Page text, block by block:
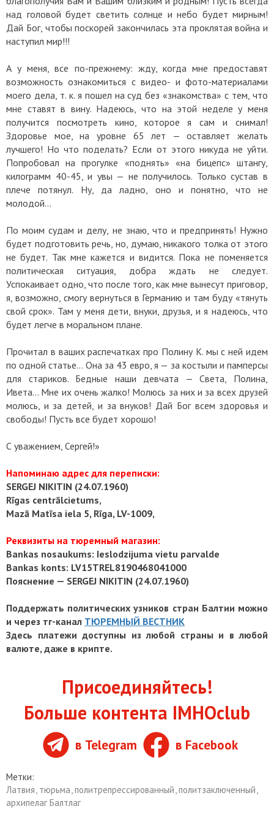
над головой будет светить солнце и небо будет мирным!
Дай Бог, чтобы поскорей закончилась эта проклятая война и
наступил мир!!!
А у меня, все по-прежнему: жду, когда мне предоставят
возможность ознакомиться с видео- и фото-материалами
моего дела, т. к. я пошел на суд без «знакомства» с тем, что
мне ставят в вину. Надеюсь, что на этой неделе у меня
получится посмотреть кино, которое я сам и снимал!
Здоровье мое, на уровне 65 лет — оставляет желать
лучшего! Но что поделать? Если от этого никуда не уйти.
Попробовал на прогулке «поднять» «на бицепс» штангу,
килограмм 40-45, и увы — не получилось. Только сустав в
плече потянул. Ну, да ладно, оно и понятно, что не
молодой…
По моим судам и делу, не знаю, что и предпринять! Нужно
будет подготовить речь, но, думаю, никакого толка от этого
не будет. Так мне кажется и видится. Пока не поменяется
политическая ситуация, добра ждать не следует.
Успокаивает одно, что после того, как мне вынесут приговор,
я, возможно, смогу вернуться в Германию и там буду «тянуть
свой срок». Там у меня дети, внуки, друзья, и я надеюсь, что
будет легче в моральном плане.
Прочитал в ваших распечатках про Полину К. мы с ней идем
по одной статье… Она за 43 евро, я — за костыли и памперсы
для стариков. Бедные наши девчата — Света, Полина,
Ивета… Мне их очень жалко! Молюсь за них и за всех друзей
молюсь, и за детей, и за внуков! Дай Бог всем здоровья и
свободы! Пусть все будет хорошо!
С уважением, Сергей!»
Напоминаю адрес для переписки:
SERGEJ NIKITIN (24.07.1960)
Rīgas centrālcietums,
Mazā Matīsa iela 5, Rīga, LV-1009,
Реквизиты на тюремный магазин:
Bankas nosaukums: Ieslodzijuma vietu parvalde
Bankas konts: LV15TREL8190468041000
Пояснение — SERGEJ NIKITIN (24.07.1960)
Поддержать политических узников стран Балтии можно
и через тг-канал ТЮРЕМНЫЙ ВЕСТНИК
Здесь платежи доступны из любой страны и в любой
валюте, даже в крипте.
Присоединяйтесь!
Больше контента IMHOclub
в Telegram в Facebook
Метки:
Латвия, тюрьма,политрепрессированный,политзаключенный,
архипелаг Балтлаг